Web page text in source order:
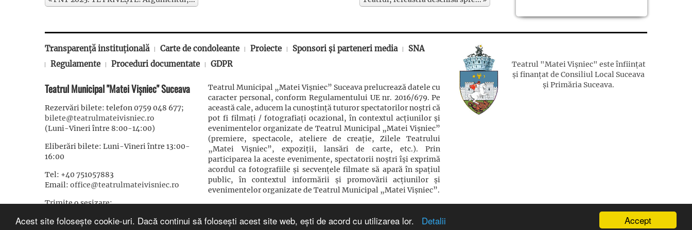
Accept
Acest site folosește cookie-uri. Dacă continui să folosești acest site web, ești de acord cu utilizarea lor. Detalii
Transparență instituțională Carte de condoleante Proiecte Sponsori și parteneri media
SNA
Regulamente
Proceduri documentate GDPR
Teatrul Municipal "Matei Vișniec" Suceava
Rezervări bilete: telefon 0759 048 677;
bilete@teatrulmateivisniec.ro
(Luni-Vineri între 8:00-14:00)
Eliberări bilete: Luni-Vineri între 13:00-
16:00
Tel: +40 751057883
Email: office@teatrulmateivisniec.ro
Trimite o sesizare:
Teatrul Municipal „Matei Vișniec” Suceava prelucrează datele cu
caracter personal, conform Regulamentului UE nr. 2016/679. Pe
această cale, aducem la cunoștință tuturor spectatorilor noștri că
pot fi filmaţi / fotografiaţi ocazional, în contextul acţiunilor şi
evenimentelor organizate de Teatrul Municipal „Matei Vișniec”
(premiere, spectacole, ateliere de creație, Zilele Teatrului
„Matei Vișniec”, expoziții, lansări de carte, etc.). Prin
participarea la aceste evenimente, spectatorii noștri își exprimă
acordul ca fotografiile și secvențele filmate să apară în spațiul
public, în contextul informării și promovării acţiunilor şi
evenimentelor organizate de Teatrul Municipal „Matei Vișniec”.
Teatrul "Matei Vișniec" este înființat
și finanțat de Consiliul Local Suceava
și Primăria Suceava.